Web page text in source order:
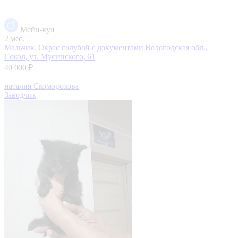
Мейн-кун
2 мес.
Мальчик. Окрас голубой с документами Вологодская обл.,
Сокол, ул. Мусинского, 61
40 000 ₽
наталия Скоморохова
Заводчик